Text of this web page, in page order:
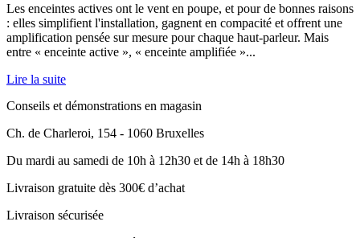
Les enceintes actives ont le vent en poupe, et pour de bonnes raisons
: elles simplifient l'installation, gagnent en compacité et offrent une
amplification pensée sur mesure pour chaque haut-parleur. Mais
entre « enceinte active », « enceinte amplifiée »...
Lire la suite
Conseils et démonstrations en magasin
Ch. de Charleroi, 154 - 1060 Bruxelles
Du mardi au samedi de 10h à 12h30 et de 14h à 18h30
Livraison gratuite dès 300€ d’achat
Livraison sécurisée